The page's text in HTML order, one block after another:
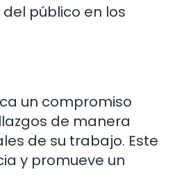
público en los
un compromiso
de manera
de su trabajo. Este
y promueve un